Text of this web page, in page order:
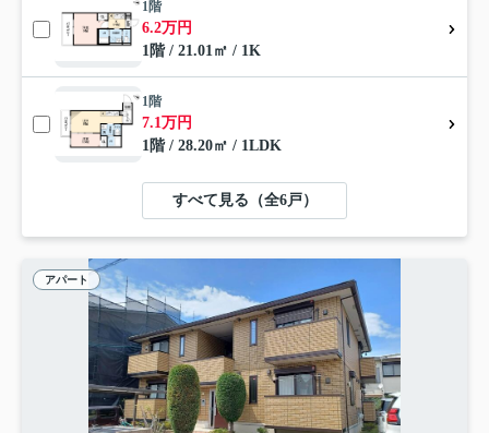
1階
6.2万円
1階 / 21.01㎡ / 1K
1階
7.1万円
1階 / 28.20㎡ / 1LDK
すべて見る（全6戸）
アパート